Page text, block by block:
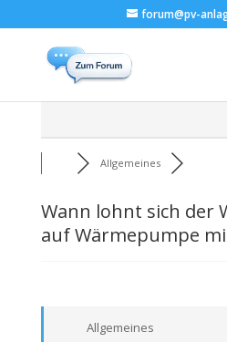
forum@pv-
Allgemeines
Wann lohnt sich der
auf Wärmepumpe
Allgemeines